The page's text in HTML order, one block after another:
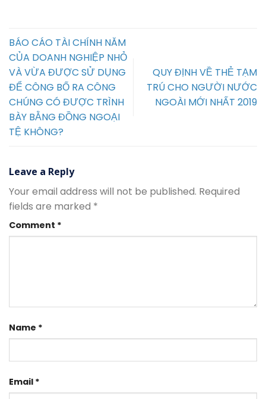
BÁO CÁO TÀI CHÍNH NĂM
CỦA DOANH NGHIỆP NHỎ
VÀ VỪA ĐƯỢC SỬ DỤNG
ĐỂ CÔNG BỐ RA CÔNG
CHÚNG CÓ ĐƯỢC TRÌNH
BÀY BẰNG ĐỒNG NGOẠI
TỆ KHÔNG?
QUY ĐỊNH VỀ THẺ TẠM
TRÚ CHO NGƯỜI NƯỚC
NGOÀI MỚI NHẤT 2019
Leave a Reply
Your email address will not be published. Required
fields are marked *
Comment *
Name *
Email *